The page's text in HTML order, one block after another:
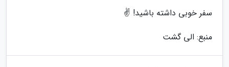
سفر خوبی داشته باشید! ✌
منبع: الی گشت